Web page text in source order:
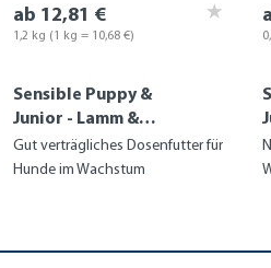
Sensible Puppy &
Junior - Lamm &
Reis
Gut verträgliches Dosenfutter für
Hunde im Wachstum
ab 12,81 €
1,2 kg (1 kg = 10,68 €)